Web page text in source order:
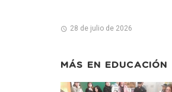
28 de julio de 2026
MÁS EN EDUCACIÓN